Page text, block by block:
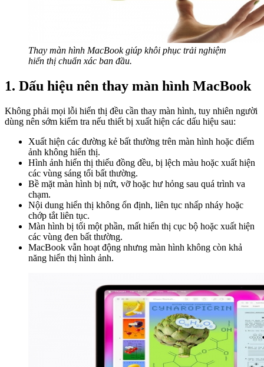
Thay màn hình MacBook giúp khôi phục trải nghiệm
hiển thị chuẩn xác ban đầu.
1. Dấu hiệu nên thay màn hình MacBook
Không phải mọi lỗi hiển thị đều cần thay màn hình, tuy nhiên người
dùng nên sớm kiểm tra nếu thiết bị xuất hiện các dấu hiệu sau:
Xuất hiện các đường kẻ bất thường trên màn hình hoặc điểm
ảnh không hiển thị.
Hình ảnh hiển thị thiếu đồng đều, bị lệch màu hoặc xuất hiện
các vùng sáng tối bất thường.
Bề mặt màn hình bị nứt, vỡ hoặc hư hỏng sau quá trình va
chạm.
Nội dung hiển thị không ổn định, liên tục nhấp nháy hoặc
chớp tắt liên tục.
Màn hình bị tối một phần, mất hiển thị cục bộ hoặc xuất hiện
các vùng đen bất thường.
MacBook vẫn hoạt động nhưng màn hình không còn khả
năng hiển thị hình ảnh.